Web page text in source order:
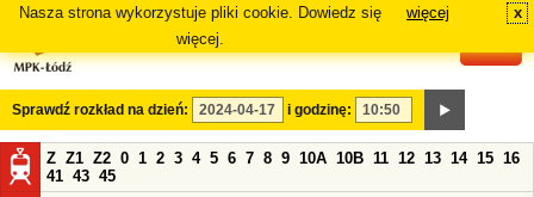
Nasza strona wykorzystuje pliki cookie. Dowiedz się
więcej.
więcej x
Sprawdź rozkład na dzień: i godzinę:
Z Z1 Z2 0 1 2 3 4 5 6 7 8 9 10A 10B 11 12 13 14 15 16
41 43 45